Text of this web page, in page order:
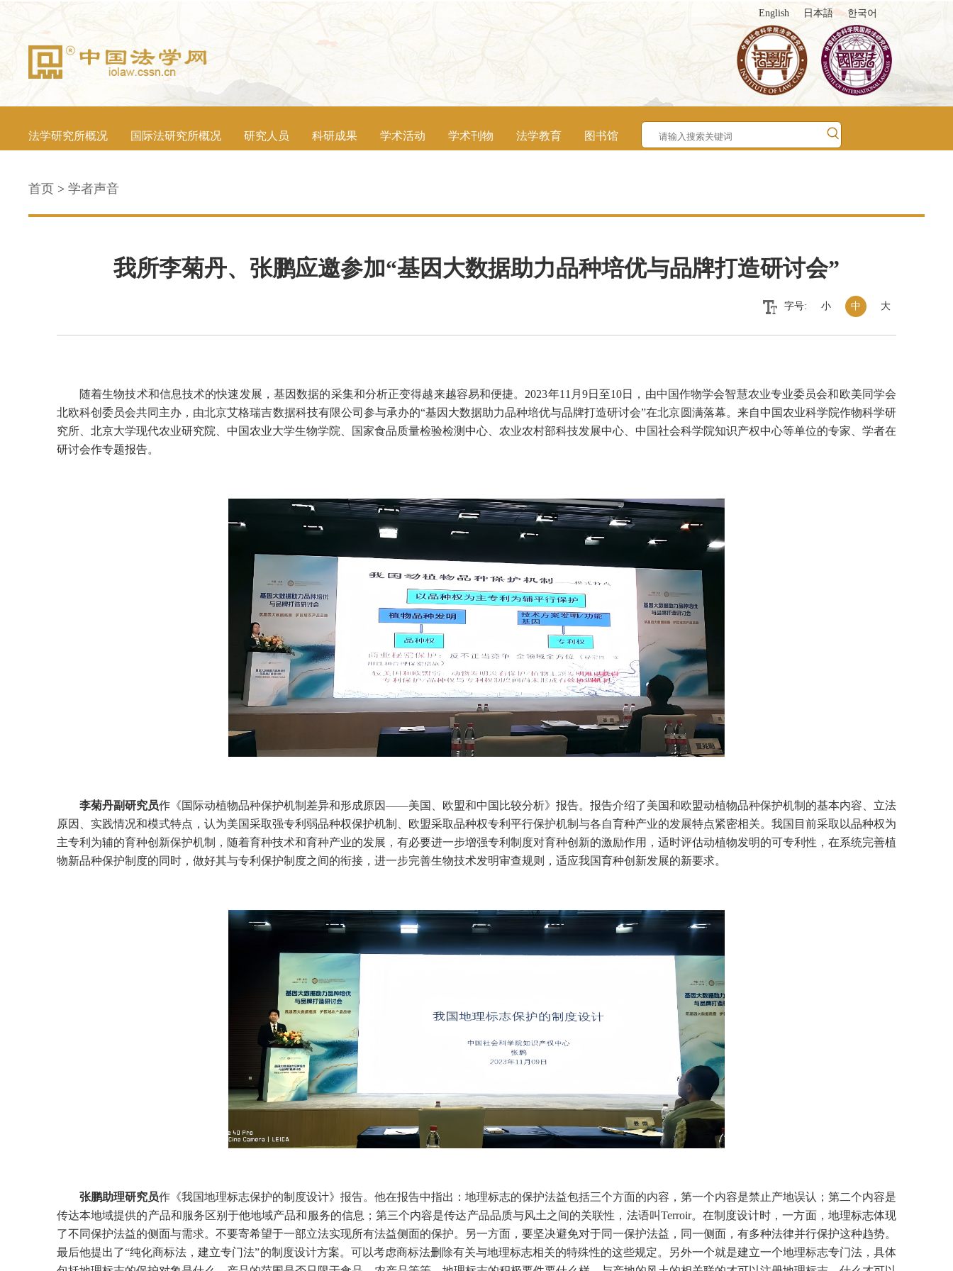
English 日本語 한국어
法学研究所概况 国际法研究所概况 研究人员 科研成果 学术活动 学术刊物 法学教育 图书馆
首页 > 学者声音
我所李菊丹、张鹏应邀参加“基因大数据助力品种培优与品牌打造研讨会”
字号: 小 中 大
随着生物技术和信息技术的快速发展，基因数据的采集和分析正变得越来越容易和便捷。2023年11月9日至10日，由中国作物学会智慧农业专业委员会和欧美同学会
北欧科创委员会共同主办，由北京艾格瑞吉数据科技有限公司参与承办的“基因大数据助力品种培优与品牌打造研讨会”在北京圆满落幕。来自中国农业科学院作物科学研
究所、北京大学现代农业研究院、中国农业大学生物学院、国家食品质量检验检测中心、农业农村部科技发展中心、中国社会科学院知识产权中心等单位的专家、学者在
研讨会作专题报告。
李菊丹副研究员作《国际动植物品种保护机制差异和形成原因——美国、欧盟和中国比较分析》报告。报告介绍了美国和欧盟动植物品种保护机制的基本内容、立法
原因、实践情况和模式特点，认为美国采取强专利弱品种权保护机制、欧盟采取品种权专利平行保护机制与各自育种产业的发展特点紧密相关。我国目前采取以品种权为
主专利为辅的育种创新保护机制，随着育种技术和育种产业的发展，有必要进一步增强专利制度对育种创新的激励作用，适时评估动植物发明的可专利性，在系统完善植
物新品种保护制度的同时，做好其与专利保护制度之间的衔接，进一步完善生物技术发明审查规则，适应我国育种创新发展的新要求。
张鹏助理研究员作《我国地理标志保护的制度设计》报告。他在报告中指出：地理标志的保护法益包括三个方面的内容，第一个内容是禁止产地误认；第二个内容是
传达本地域提供的产品和服务区别于他地域产品和服务的信息；第三个内容是传达产品品质与风土之间的关联性，法语叫Terroir。在制度设计时，一方面，地理标志体现
了不同保护法益的侧面与需求。不要寄希望于一部立法实现所有法益侧面的保护。另一方面，要坚决避免对于同一保护法益，同一侧面，有多种法律并行保护这种趋势。
最后他提出了“纯化商标法，建立专门法”的制度设计方案。可以考虑商标法删除有关与地理标志相关的特殊性的这些规定。另外一个就是建立一个地理标志专门法，具体